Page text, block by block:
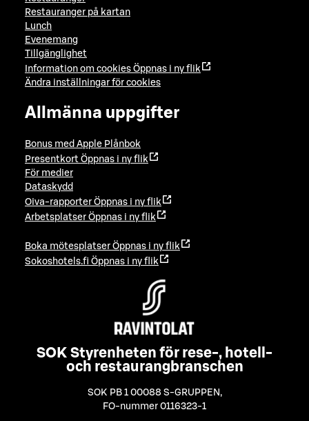
Restauranger på kartan
Lunch
Evenemang
Tillgänglighet
Information om cookies Öppnas i ny flik
Ändra inställningar för cookies
Allmänna uppgifter
Bonus med Apple Plånbok
Presentkort Öppnas i ny flik
För medier
Dataskydd
Oiva-rapporter Öppnas i ny flik
Arbetsplatser Öppnas i ny flik
Boka mötesplatser Öppnas i ny flik
Sokoshotels.fi Öppnas i ny flik
SOK Styrenheten för rese-, hotell-
och restaurangbranschen
SOK PB 1 00088 S-GRUPPEN ,
FO-nummer 0116323-1